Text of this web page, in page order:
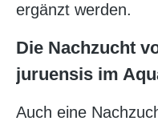
ergänzt werden.
Die Nachzucht
juruensis im
Auch eine